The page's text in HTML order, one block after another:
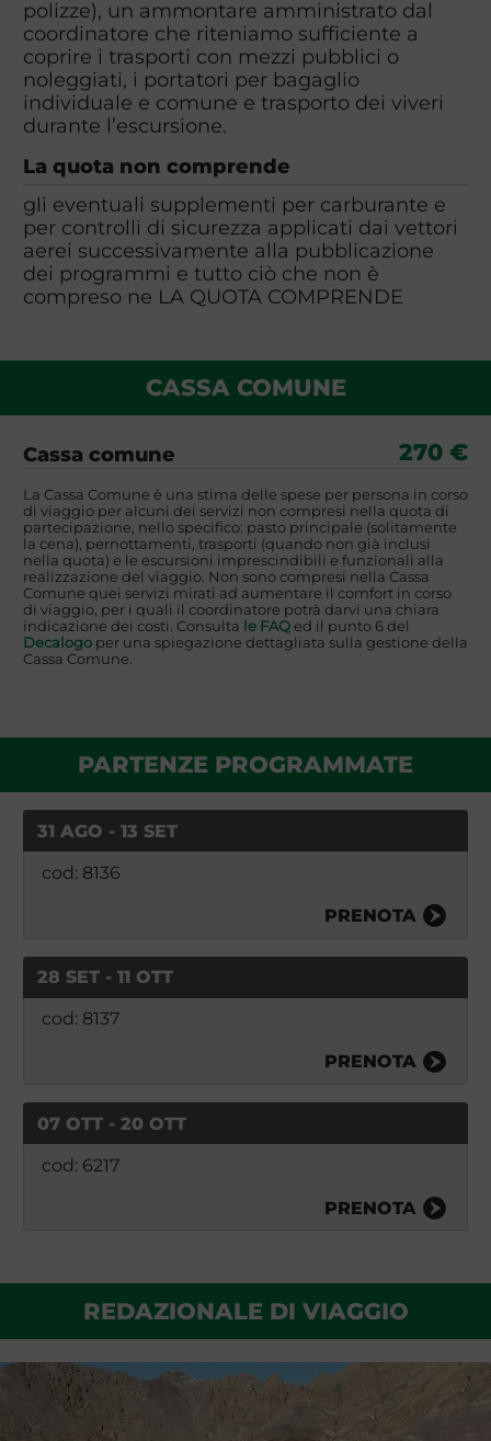
polizze), un ammontare amministrato dal
coordinatore che riteniamo sufficiente a
coprire i trasporti con mezzi pubblici o
noleggiati, i portatori per bagaglio
individuale e comune e trasporto dei viveri
durante l’escursione.
La quota non comprende
gli eventuali supplementi per carburante e
per controlli di sicurezza applicati dai vettori
aerei successivamente alla pubblicazione
dei programmi e tutto ciò che non è
compreso ne LA QUOTA COMPRENDE
CASSA COMUNE
Cassa comune 270 €
La Cassa Comune è una stima delle spese per persona in corso
di viaggio per alcuni dei servizi non compresi nella quota di
partecipazione, nello specifico: pasto principale (solitamente
la cena), pernottamenti, trasporti (quando non già inclusi
nella quota) e le escursioni imprescindibili e funzionali alla
realizzazione del viaggio. Non sono compresi nella Cassa
Comune quei servizi mirati ad aumentare il comfort in corso
di viaggio, per i quali il coordinatore potrà darvi una chiara
indicazione dei costi. Consulta le FAQed il punto 6 del
Decalogoper una spiegazione dettagliata sulla gestione della
Cassa Comune.
PARTENZE PROGRAMMATE
31 AGO - 13 SET
cod: 8136
PRENOTA
28 SET - 11 OTT
cod: 8137
PRENOTA
07 OTT - 20 OTT
cod: 6217
PRENOTA
REDAZIONALE DI VIAGGIO